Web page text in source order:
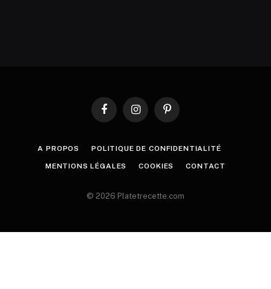
FacebookInstagramPinterest
A PROPOS POLITIQUE DE CONFIDENTIALITÉ
MENTIONS LÉGALES COOKIES CONTACT
© 2026 Platetrecette.com